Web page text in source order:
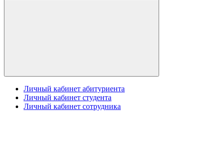
Личный кабинет абитуриента
Личный кабинет студента
Личный кабинет сотрудника